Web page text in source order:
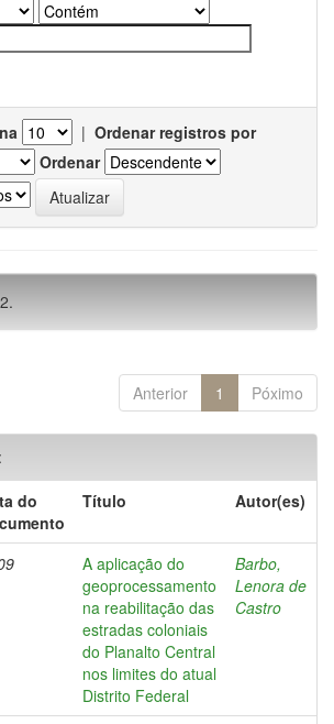
| Ordenar registros por
Ordenar
Anterior 1 Póximo
do
Título Autor(es)
A aplicação do
geoprocessamento
na reabilitação das
estradas coloniais
do Planalto Central
nos limites do atual
Distrito Federal
Barbo,
Lenora de
Castro